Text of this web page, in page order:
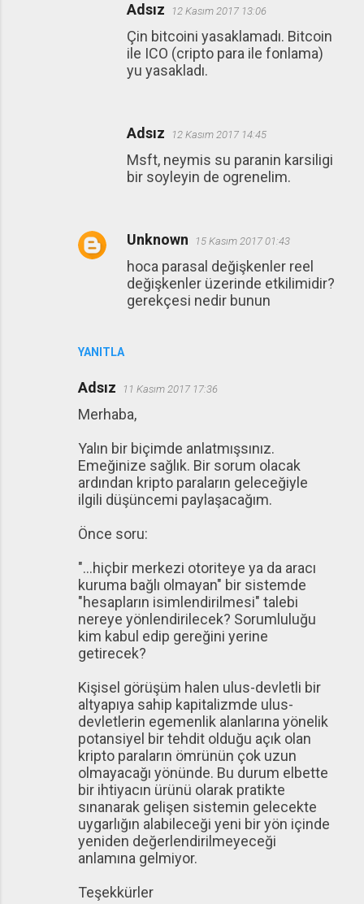
YANITLA
Adsız 12 Kasım 2017 13:06
Çin bitcoini yasaklamadı. Bitcoin
ile ICO (cripto para ile fonlama)
yu yasakladı.
Adsız 12 Kasım 2017 14:45
Msft, neymis su paranin karsiligi
bir soyleyin de ogrenelim.
Unknown 15 Kasım 2017 01:43
hoca parasal değişkenler reel
değişkenler üzerinde etkilimidir?
gerekçesi nedir bunun
Adsız 11 Kasım 2017 17:36
Merhaba,
Yalın bir biçimde anlatmışsınız.
Emeğinize sağlık. Bir sorum olacak
ardından kripto paraların geleceğiyle
ilgili düşüncemi paylaşacağım.
Önce soru:
"...hiçbir merkezi otoriteye ya da aracı
kuruma bağlı olmayan" bir sistemde
"hesapların isimlendirilmesi" talebi
nereye yönlendirilecek? Sorumluluğu
kim kabul edip gereğini yerine
getirecek?
Kişisel görüşüm halen ulus-devletli bir
altyapıya sahip kapitalizmde ulus-
devletlerin egemenlik alanlarına yönelik
potansiyel bir tehdit olduğu açık olan
kripto paraların ömrünün çok uzun
olmayacağı yönünde. Bu durum elbette
bir ihtiyacın ürünü olarak pratikte
sınanarak gelişen sistemin gelecekte
uygarlığın alabileceği yeni bir yön içinde
yeniden değerlendirilmeyeceği
anlamına gelmiyor.
Teşekkürler